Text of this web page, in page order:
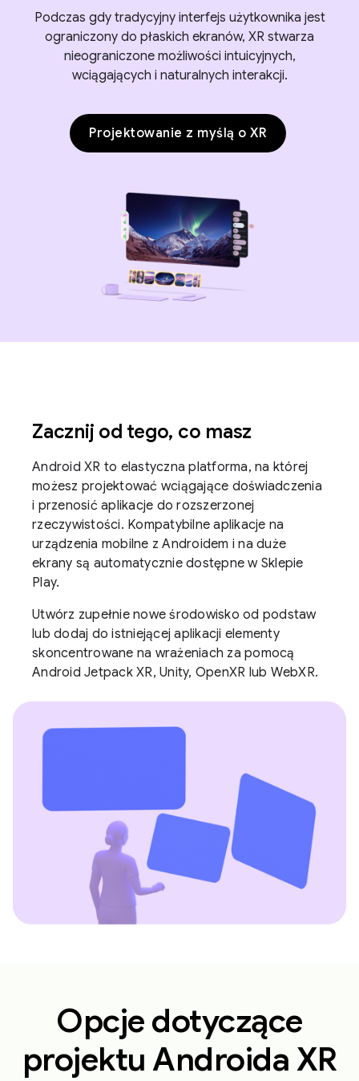
Podczas gdy tradycyjny interfejs użytkownika jest
ograniczony do płaskich ekranów, XR stwarza
nieograniczone możliwości intuicyjnych,
wciągających i naturalnych interakcji.
Projektowanie z myślą o XR
Zacznij od tego, co masz
Android XR to elastyczna platforma, na której
możesz projektować wciągające doświadczenia
i przenosić aplikacje do rozszerzonej
rzeczywistości. Kompatybilne aplikacje na
urządzenia mobilne z Androidem i na duże
ekrany są automatycznie dostępne w Sklepie
Play.
Utwórz zupełnie nowe środowisko od podstaw
lub dodaj do istniejącej aplikacji elementy
skoncentrowane na wrażeniach za pomocą
Android Jetpack XR, Unity, OpenXR lub WebXR.
Opcje dotyczące
projektu Androida XR